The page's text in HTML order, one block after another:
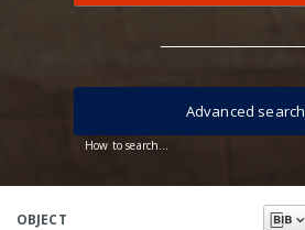
How to search...
Advanced search
OBJECT